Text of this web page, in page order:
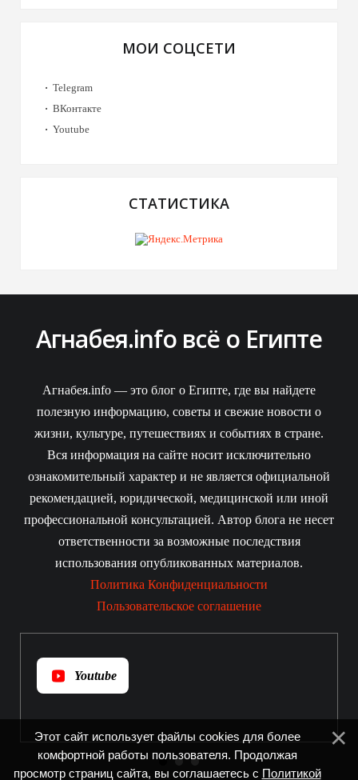
МОИ СОЦСЕТИ
Telegram
ВКонтакте
Youtube
СТАТИСТИКА
Агнабея.info всё о Египте
Агнабея.info — это блог о Египте, где вы найдете
полезную информацию, советы и свежие новости о
жизни, культуре, путешествиях и событиях в стране.
Вся информация на сайте носит исключительно
ознакомительный характер и не является официальной
рекомендацией, юридической, медицинской или иной
профессиональной консультацией. Автор блога не несет
ответственности за возможные последствия
использования опубликованных материалов.
Политика Конфиденциальности
Пользовательское соглашение
Youtube
Этот сайт использует файлы cookies для более
комфортной работы пользователя. Продолжая
просмотр страниц сайта, вы соглашаетесь с Политикой